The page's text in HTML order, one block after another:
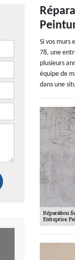
Si vos murs
78, une
plusieurs
équipe de
dans une